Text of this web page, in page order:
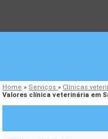
Home » Serviços» Clínicas
Valores clínica veterinária em